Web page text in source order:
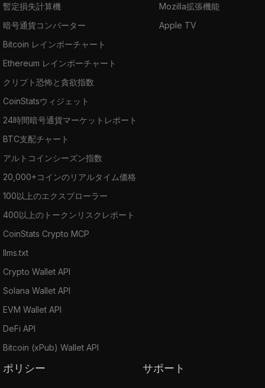
暫定損失計算機
暗号通貨コンバーター
Bitcoin レインボーチャート
Ethereum レインボーチャート
クリプト恐怖と貪欲指数
CoinStatsウィジェット
24時間暗号通貨マーケットレポート
BTC支配チャート
アルトコインシーズン指数
20,000+コインのリアルタイム価格
100以上のエクスプローラー
400以上のトークンリスクレポート
CoinStats Crypto MCP
llms.txt
Crypto Wallet API
Solana Wallet API
EVM Wallet API
DeFi API
Bitcoin (xPub) Wallet API
Mozilla拡張機能
Apple TV
ポリシー サポート